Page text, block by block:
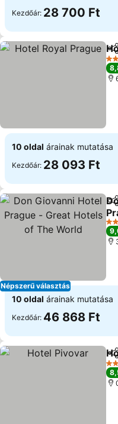
Kezdőár: 28 700 Ft
4
10 oldal árainak mutatása
Kezdőár: 28 093 Ft
Népszerű választás
4
10 oldal árainak mutatása
Kezdőár: 46 868 Ft
3